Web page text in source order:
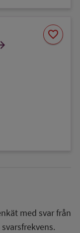
favorite
Spara
som
med svar från
svarsfrekvens.